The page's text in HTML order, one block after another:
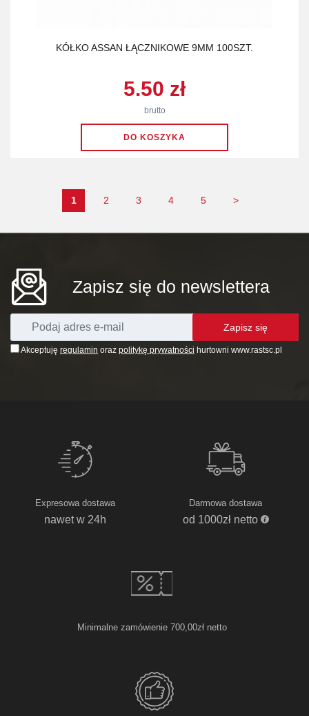
KÓŁKO ASSAN ŁĄCZNIKOWE 9MM 100SZT.
5.50 zł
brutto
1 2 3 4 5 >
Zapisz się do newslettera
Akceptuję regulamin oraz politykę prywatności hurtowni www.rastsc.pl
Zapisz się
Expresowa dostawa
nawet w 24h
Darmowa dostawa
od 1000zł netto
Minimalne zamówienie 700,00zł netto